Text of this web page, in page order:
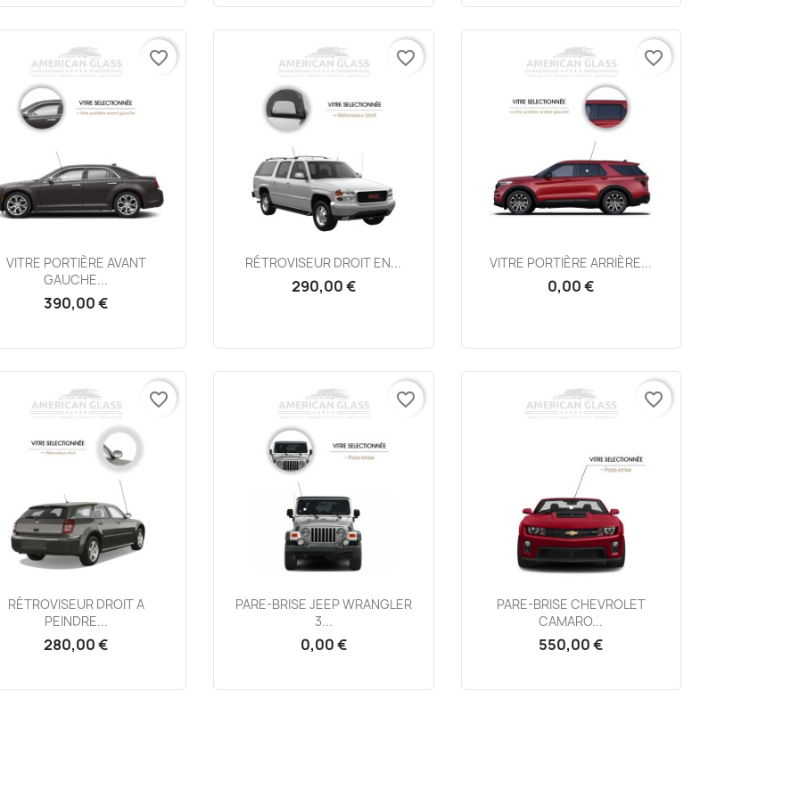
Aperçu rapide
VITRE PORTIÈRE AVANT
GAUCHE...
390,00 €
favorite_border
Aperçu rapide
RÉTROVISEUR DROIT EN...
290,00 €
favorite_border
Aperçu rapide
VITRE PORTIÈRE ARRIÈRE...
0,00 €
favorite_border
Aperçu rapide
RÉTROVISEUR DROIT A
PEINDRE...
280,00 €
favorite_border
Aperçu rapide
PARE-BRISE JEEP WRANGLER
3...
0,00 €
favorite_border
Aperçu rapide
PARE-BRISE CHEVROLET
CAMARO...
550,00 €
favorite_border